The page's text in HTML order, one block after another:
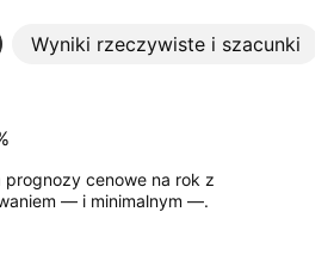
Wyniki rzeczywiste i szacunki
cenowe na rok z
— i minimalnym —.